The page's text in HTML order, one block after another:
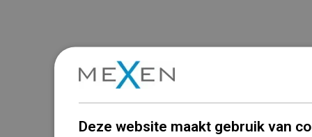
Deze website maakt gebruik van